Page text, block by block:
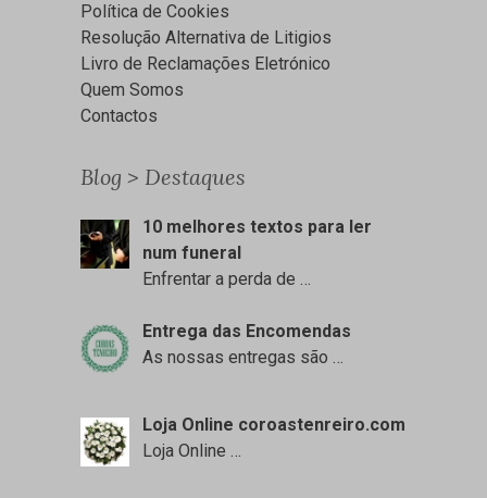
Política de Cookies
Resolução Alternativa de Litigios
Livro de Reclamações Eletrónico
Quem Somos
Contactos
Blog > Destaques
10 melhores textos para ler
num funeral
Enfrentar a perda de …
Entrega das Encomendas
As nossas entregas são …
Loja Online coroastenreiro.com
Loja Online …